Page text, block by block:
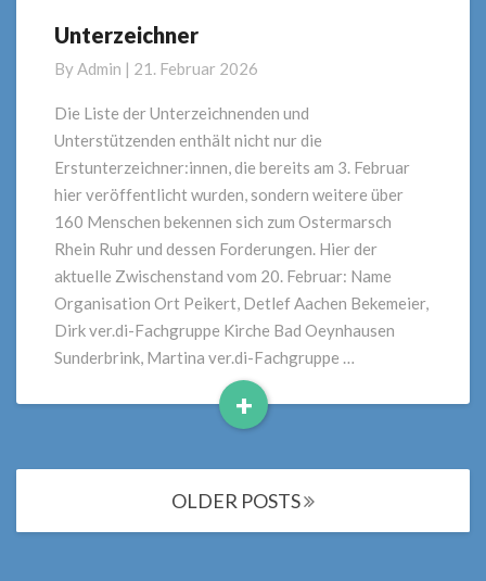
Unterzeichner
Unterzeichner
ByAdmin | 21. Februar 2026
Die Liste der Unterzeichnenden und
Unterstützenden enthält nicht nur die
Erstunterzeichner:innen, die bereits am 3. Februar
hier veröffentlicht wurden, sondern weitere über
160 Menschen bekennen sich zum Ostermarsch
Rhein Ruhr und dessen Forderungen. Hier der
aktuelle Zwischenstand vom 20. Februar: Name
Organisation Ort Peikert, Detlef Aachen Bekemeier,
Dirk ver.di-Fachgruppe Kirche Bad Oeynhausen
Sunderbrink, Martina ver.di-Fachgruppe …
+
Read
OLDER POSTS